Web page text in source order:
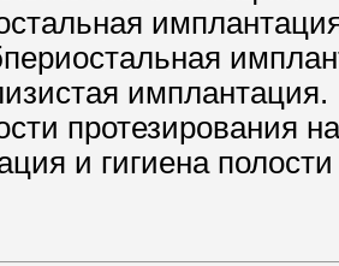
имплантация.
протезирования
и гигиена